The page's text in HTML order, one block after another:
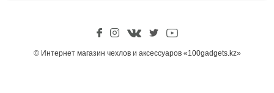
© Интернет магазин чехлов и аксессуаров «100gadgets.kz»